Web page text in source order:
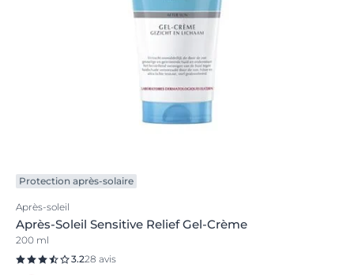
Protection après-solaire
Après-soleil
Après-Soleil Sensitive Relief Gel-Crème
200 ml
3.228 avis